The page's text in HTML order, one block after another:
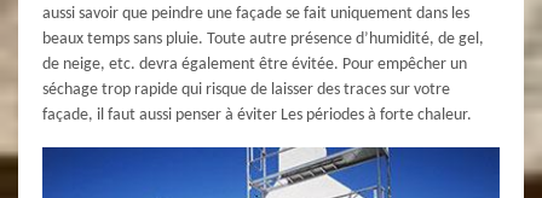
aussi savoir que peindre une façade se fait uniquement dans les
beaux temps sans pluie. Toute autre présence d’humidité, de gel,
de neige, etc. devra également être évitée. Pour empêcher un
séchage trop rapide qui risque de laisser des traces sur votre
façade, il faut aussi penser à éviter Les périodes à forte chaleur.